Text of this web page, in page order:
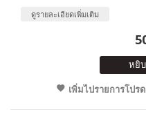
ดูรายละเอียดเพิ่มเติม
หยิ
เพิ่มไปรายการโปรด